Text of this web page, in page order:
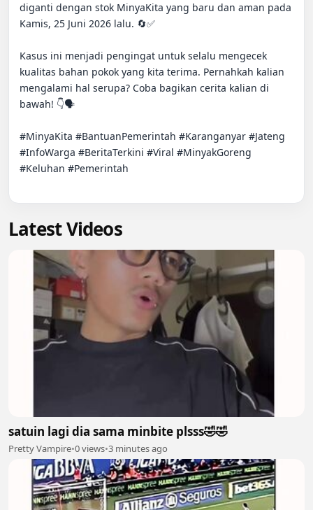
diganti dengan stok MinyaKita yang baru dan aman pada
Kamis, 25 Juni 2026 lalu. 🔄✅
Kasus ini menjadi pengingat untuk selalu mengecek
kualitas bahan pokok yang kita terima. Pernahkah kalian
mengalami hal serupa? Coba bagikan cerita kalian di
bawah! 👇🗣
#MinyaKita #BantuanPemerintah #Karanganyar #Jateng
#InfoWarga #BeritaTerkini #Viral #MinyakGoreng
#Keluhan #Pemerintah
Latest Videos
satuin lagi dia sama minbite plsss🤣🤣
Pretty Vampire•0 views•3 minutes ago